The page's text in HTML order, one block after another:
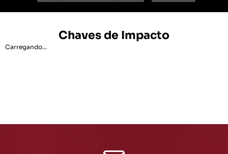
Chaves de Impacto
Carregando...